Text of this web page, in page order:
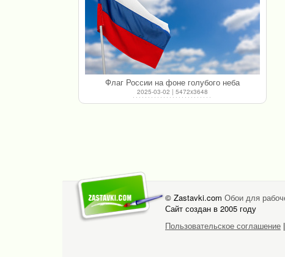
Флаг России на фоне голубого неба
2025-03-02 | 5472x3648
© Zastavki.com Обои для
Сайт создан в 2005 году
Пользовательское соглашение |